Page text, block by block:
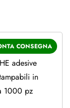
CONSEGNA